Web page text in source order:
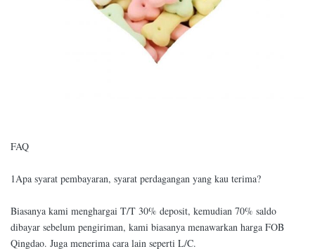
FAQ
1Apa syarat pembayaran, syarat perdagangan yang kau terima?
Biasanya kami menghargai T/T 30% deposit, kemudian 70% saldo
dibayar sebelum pengiriman, kami biasanya menawarkan harga FOB
Qingdao. Juga menerima cara lain seperti L/C.